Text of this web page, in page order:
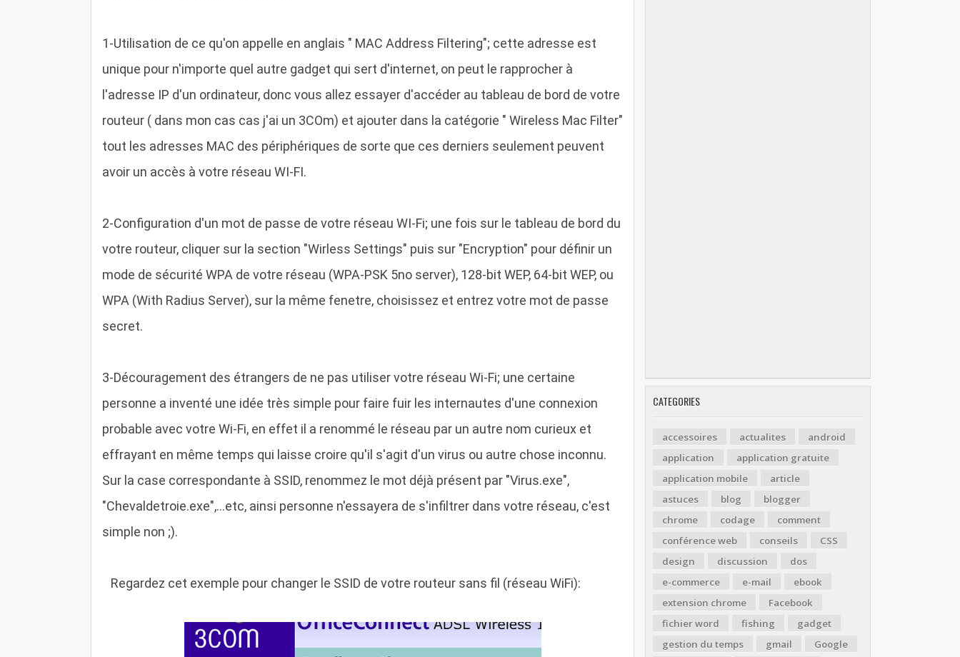
1-Utilisation de ce qu'on appelle en anglais " MAC Address Filtering"; cette adresse est
unique pour n'importe quel autre gadget qui sert d'internet, on peut le rapprocher à
l'adresse IP d'un ordinateur, donc vous allez essayer d'accéder au tableau de bord de votre
routeur ( dans mon cas cas j'ai un 3COm) et ajouter dans la catégorie " Wireless Mac Filter"
tout les adresses MAC des périphériques de sorte que ces derniers seulement peuvent
avoir un accès à votre réseau WI-FI.
2-Configuration d'un mot de passe de votre réseau WI-Fi; une fois sur le tableau de bord du
votre routeur, cliquer sur la section "Wirless Settings" puis sur "Encryption" pour définir un
mode de sécurité WPA de votre réseau (WPA-PSK 5no server), 128-bit WEP, 64-bit WEP, ou
WPA (With Radius Server), sur la même fenetre, choisissez et entrez votre mot de passe
secret.
3-Découragement des étrangers de ne pas utiliser votre réseau Wi-Fi; une certaine
personne a inventé une idée très simple pour faire fuir les internautes d'une connexion
probable avec votre Wi-Fi, en effet il a renommé le réseau par un autre nom curieux et
effrayant en même temps qui laisse croire qu'il s'agit d'un virus ou autre chose inconnu.
Sur la case correspondante à SSID, renommez le mot déjà présent par "Virus.exe",
"Chevaldetroie.exe",...etc, ainsi personne n'essayera de s'infiltrer dans votre réseau, c'est
simple non ;).
Regardez cet exemple pour changer le SSID de votre routeur sans fil (réseau WiFi):
CATEGORIES
accessoires actualites
android
application
application gratuite
application mobile
article
astuces
blog
blogger
chrome
codage
comment
conférence web
conseils
CSS
design
discussion
dos
e-commerce
e-mail
ebook
extension chrome
Facebook
fichier word
fishing
gadget
gestion du temps
gmail Google